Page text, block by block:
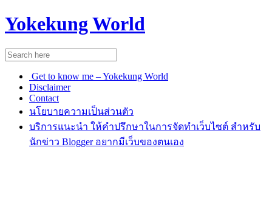
Yokekung World
Get to know me – Yokekung World
Disclaimer
Contact
นโยบายความเป็นส่วนตัว
บริการแนะนำ ให้คำปรึกษาในการจัดทำเว็บไซต์ สำหรับ
นักข่าว Blogger อยากมีเว็บของตนเอง